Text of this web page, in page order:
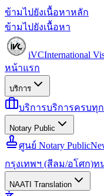
ข้ามไปยังเนื้อหาหลัก
ข้ามไปยังเนื้อหา
iVCInternational
หน้าแรก
บริการ
บริการบริการครบทุ
Notary Public
ศูนย์ Notary Public
กรุงเทพฯ (สีลม/อโศก)ท
NAATI Translation